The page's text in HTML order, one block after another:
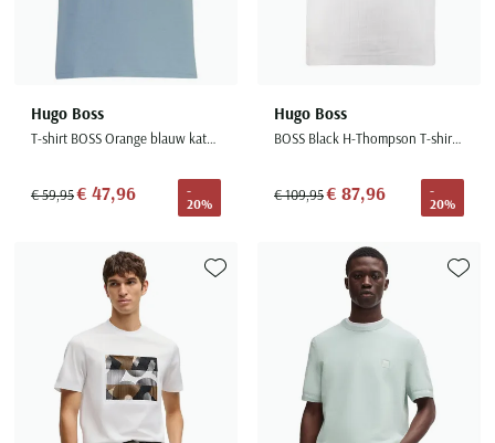
Hugo Boss
T-shirt BOSS Orange blauw katoen
€ 59,95€ 47,96
-
20%
Hugo Boss
BOSS Black H-Thompson T-shirt wit
€ 109,95€ 87,96
-
20%
Toevoegen aan favorieten